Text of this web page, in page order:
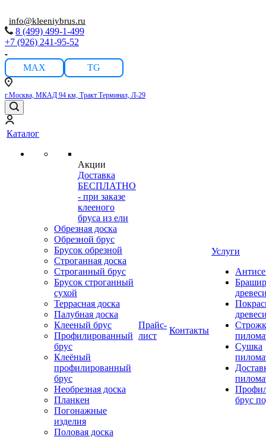
info@kleeniybrus.ru
8 (499) 499-1-499
+7 (926) 241-95-52
MAX TG
г.Москва, МКАД 94 км, Тракт Терминал, Л-29
Каталог
Акции
Доставка
БЕСПЛАТНО
- при заказе
клееного
бруса из ели
Обрезная доска
Обрезной брус
Брусок обрезной
Строганная доска
Строганный брус
Брусок строганный
сухой
Террасная доска
Палубная доска
Клееный брус
Профилированный
брус
Клеёный
профилированный
брус
Необрезная доска
Планкен
Погонажные
изделия
Половая доска
Прайс-
лист
Контакты
Услуги
Сушка
брус